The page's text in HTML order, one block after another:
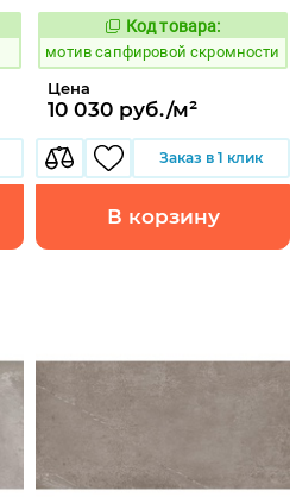
1041468
Код товара:
мотив сапфировой скромности
Цена
10 030 руб./м²
Заказ в 1 клик
В корзину